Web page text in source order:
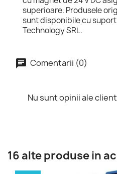
R900971725
4WEH32M6X/
hidraulică industrială de
pentru aplicații ce
nominală 32 și simbolul
cu magnet de 24 V DC
Technology SRL.
Nu sunt opinii ale